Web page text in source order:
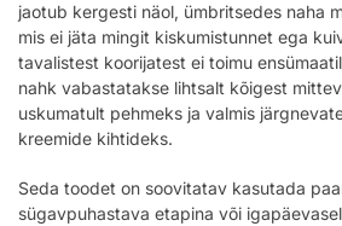
jaotub kergesti näol, ümbritsedes naha
mis ei jäta mingit kiskumistunnet ega
tavalistest koorijatest ei toimu
nahk vabastatakse lihtsalt kõigest
uskumatult pehmeks ja valmis
kreemide kihtideks.
Seda toodet on soovitatav kasutada
sügavpuhastava etapina või